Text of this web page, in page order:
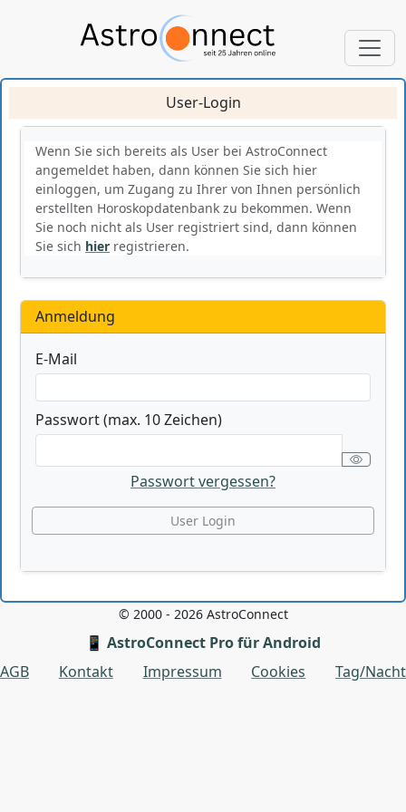
User-Login
Wenn Sie sich bereits als User bei AstroConnect
angemeldet haben, dann können Sie sich hier
einloggen, um Zugang zu Ihrer von Ihnen persönlich
erstellten Horoskopdatenbank zu bekommen. Wenn
Sie noch nicht als User registriert sind, dann können
Sie sich hier registrieren.
Anmeldung
E-Mail
Passwort (max. 10 Zeichen)
Passwort vergessen?
© 2000 - 2026 AstroConnect
📱 AstroConnect Pro für Android
AGB
Kontakt Impressum Cookies Tag/Nacht